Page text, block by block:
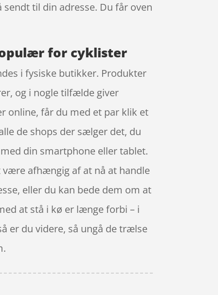
til din adresse. Du får oven
for cyklister
i fysiske butikker. Produkter
og i nogle tilfælde giver
online, får du med et par klik et
de shops der sælger det, du
din smartphone eller tablet.
være afhængig af at nå at handle
eller du kan bede dem om at
at stå i kø er længe forbi – i
er du videre, så ungå de trælse